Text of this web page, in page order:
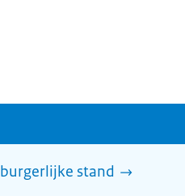
stand